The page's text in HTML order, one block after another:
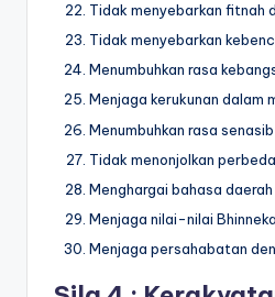
Tidak menyebarkan fitnah
Tidak menyebarkan
Menumbuhkan rasa
Menjaga kerukunan dalam
Menumbuhkan rasa
Tidak menonjolkan
Menghargai bahasa daerah
Menjaga nilai-nilai
Menjaga persahabatan